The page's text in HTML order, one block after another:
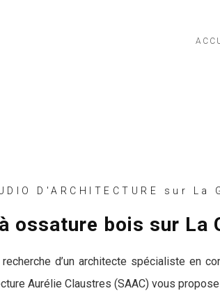
D'ARCHITECTURE sur La
ossature bois sur La
d’un architecte spécialiste en
Aurélie Claustres (SAAC) vous